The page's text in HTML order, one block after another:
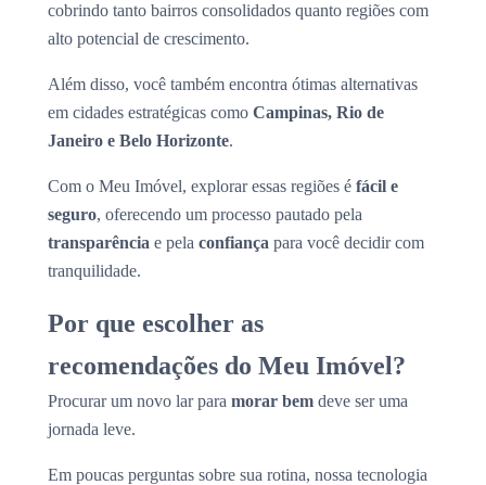
cobrindo tanto bairros consolidados quanto regiões com
alto potencial de crescimento.
Além disso, você também encontra ótimas alternativas
em cidades estratégicas como Campinas, Rio de
Janeiro e Belo Horizonte.
Com o Meu Imóvel, explorar essas regiões é fácil e
seguro, oferecendo um processo pautado pela
transparência e pela confiança para você decidir com
tranquilidade.
Por que escolher as
recomendações do Meu Imóvel?
Procurar um novo lar para morar bem deve ser uma
jornada leve.
Em poucas perguntas sobre sua rotina, nossa tecnologia